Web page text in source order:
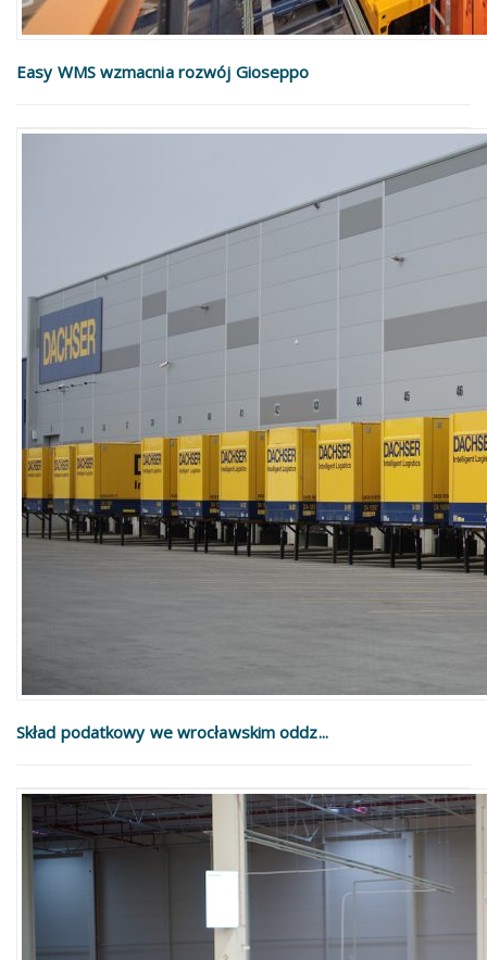
Easy WMS wzmacnia rozwój Gioseppo
Skład podatkowy we wrocławskim oddz...